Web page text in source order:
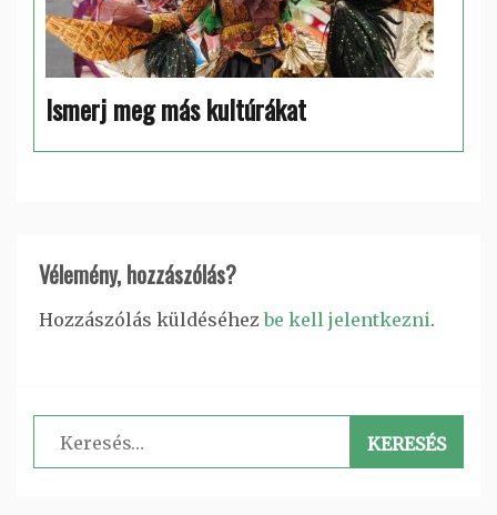
Ismerj meg más kultúrákat
Vélemény, hozzászólás?
Hozzászólás küldéséhezbe kell jelentkezni.
Keresés: